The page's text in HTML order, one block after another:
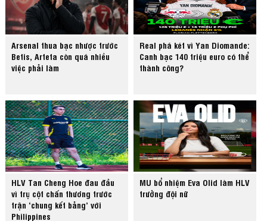
Arsenal thua bạc nhược trước
Betis, Arteta còn quá nhiều
việc phải làm
Real phá két vì Yan Diomande:
Canh bạc 140 triệu euro có thể
thành công?
HLV Tan Cheng Hoe đau đầu
vì trụ cột chấn thương trước
trận ‘chung kết bảng’ với
Philippines
MU bổ nhiệm Eva Olid làm HLV
trưởng đội nữ